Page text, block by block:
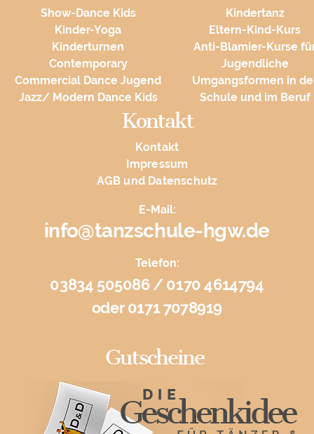
Show-Dance Kids
Kinder-Yoga
Kinderturnen
Contemporary
Commercial Dance Jugend
Jazz/ Modern Dance Kids
Kindertanz
Eltern-Kind-Kurs
Anti-Blamier-Kurse
Jugendliche
Umgangsformen in
Schule und im Beruf
Kontakt
Kontakt
Impressum
AGB und Datenschutz
E-Mail:
info@tanzschule-hgw.de
Telefon:
03834 505086 / 0170 4614794
oder 0171 7078919
Gutscheine